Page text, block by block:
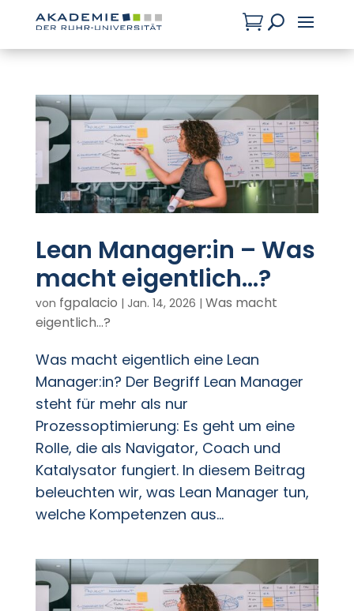
U

Lean Manager:in – Was
macht eigentlich…?
von fgpalacio | Jan. 14, 2026 | Was macht
eigentlich...?
Was macht eigentlich eine Lean
Manager:in? Der Begriff Lean Manager
steht für mehr als nur
Prozessoptimierung: Es geht um eine
Rolle, die als Navigator, Coach und
Katalysator fungiert. In diesem Beitrag
beleuchten wir, was Lean Manager tun,
welche Kompetenzen aus...